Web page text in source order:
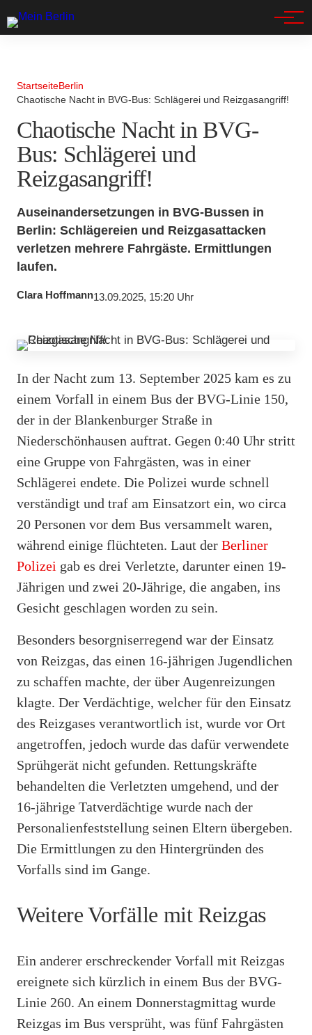
StartseiteBerlin
Chaotische Nacht in BVG-Bus: Schlägerei und Reizgasangriff!
Chaotische Nacht in BVG-
Bus: Schlägerei und
Reizgasangriff!
Auseinandersetzungen in BVG-Bussen in
Berlin: Schlägereien und Reizgasattacken
verletzen mehrere Fahrgäste. Ermittlungen
laufen.
Clara Hoffmann13.09.2025, 15:20 Uhr
In der Nacht zum 13. September 2025 kam es zu
einem Vorfall in einem Bus der BVG-Linie 150,
der in der Blankenburger Straße in
Niederschönhausen auftrat. Gegen 0:40 Uhr stritt
eine Gruppe von Fahrgästen, was in einer
Schlägerei endete. Die Polizei wurde schnell
verständigt und traf am Einsatzort ein, wo circa
20 Personen vor dem Bus versammelt waren,
während einige flüchteten. Laut der Berliner
Polizei gab es drei Verletzte, darunter einen 19-
Jährigen und zwei 20-Jährige, die angaben, ins
Gesicht geschlagen worden zu sein.
Besonders besorgniserregend war der Einsatz
von Reizgas, das einen 16-jährigen Jugendlichen
zu schaffen machte, der über Augenreizungen
klagte. Der Verdächtige, welcher für den Einsatz
des Reizgases verantwortlich ist, wurde vor Ort
angetroffen, jedoch wurde das dafür verwendete
Sprühgerät nicht gefunden. Rettungskräfte
behandelten die Verletzten umgehend, und der
16-jährige Tatverdächtige wurde nach der
Personalienfeststellung seinen Eltern übergeben.
Die Ermittlungen zu den Hintergründen des
Vorfalls sind im Gange.
Weitere Vorfälle mit Reizgas
Ein anderer erschreckender Vorfall mit Reizgas
ereignete sich kürzlich in einem Bus der BVG-
Linie 260. An einem Donnerstagmittag wurde
Reizgas im Bus versprüht, was fünf Fahrgästen